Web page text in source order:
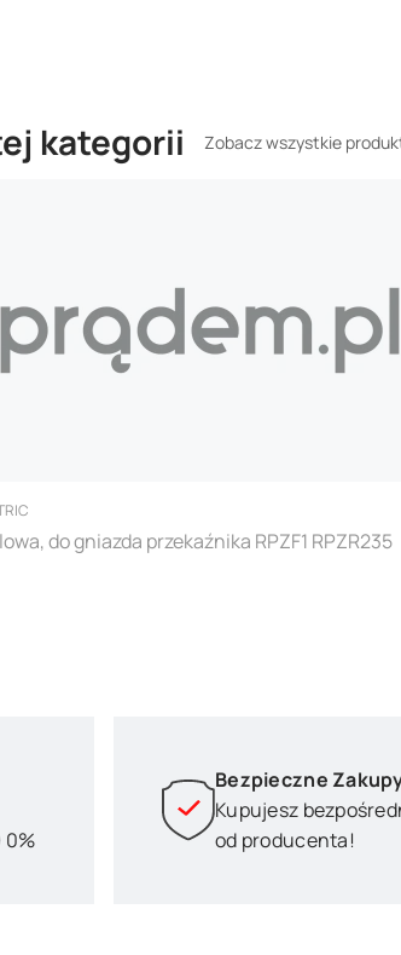
kategorii Zobacz wszystkie
do gniazda przekaźnika RPZF1 RPZR235
0%
Bezpieczne
Kupujesz
od producenta!